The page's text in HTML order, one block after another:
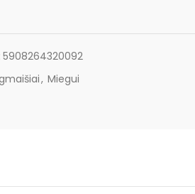
5908264320092
, Miegui